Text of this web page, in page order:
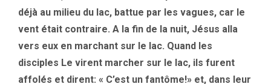
déjà au milieu du lac, battue par les vagues, car le
vent était contraire. A la fin de la nuit, Jésus alla
vers eux en marchant sur le lac. Quand les
disciples Le virent marcher sur le lac, ils furent
affolés et dirent: « C’est un fantôme!» et, dans leur